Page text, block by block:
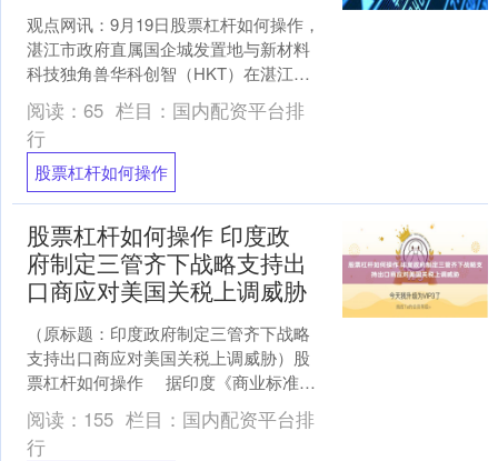
观点网讯：9月19日股票杠杆如何操作，
湛江市政府直属国企城发置地与新材料
科技独角兽华科创智（HKT）在湛江完
成战略合作签约，双方将在智慧生活生
态建设及业主增值服....
阅读： 65 栏目： 国内配资平台排
行
股票杠杆如何操作
股票杠杆如何操作 印度政
府制定三管齐下战略支持出
口商应对美国关税上调威胁
（原标题：印度政府制定三管齐下战略
支持出口商应对美国关税上调威胁）股
票杠杆如何操作 据印度《商业标准
报》报道股票杠杆如何操作，知情人....
阅读： 155 栏目： 国内配资平台排
行